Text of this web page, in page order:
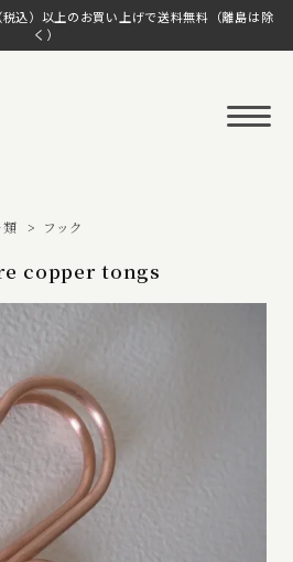
込）以上のお買い上げで送料無料（離島は除
く）
> フック
copper tongs